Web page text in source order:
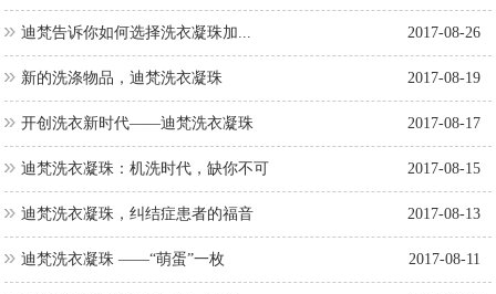
2017-08-26
迪梵告诉你如何选择洗衣凝珠加...
2017-08-19
新的洗涤物品，迪梵洗衣凝珠
2017-08-17
开创洗衣新时代——迪梵洗衣凝珠
2017-08-15
迪梵洗衣凝珠：机洗时代，缺你不可
2017-08-13
迪梵洗衣凝珠，纠结症患者的福音
2017-08-11
迪梵洗衣凝珠 ——“萌蛋”一枚